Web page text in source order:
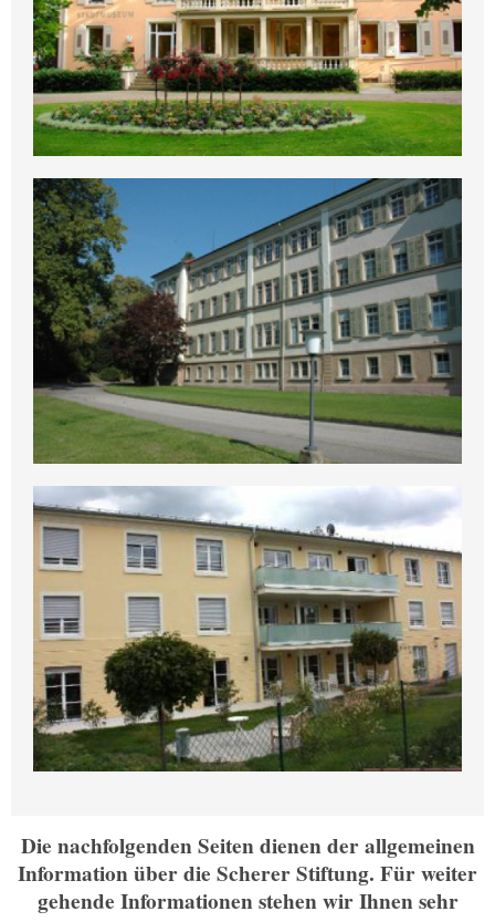
Die nachfolgenden Seiten dienen der allgemeinen
Information über die Scherer Stiftung. Für weiter
gehende Informationen stehen wir Ihnen sehr